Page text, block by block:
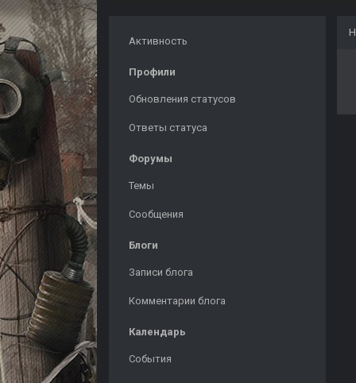
Активность
Профили
Обновления статусов
Ответы статуса
Форумы
Темы
Сообщения
Блоги
Записи блога
Комментарии блога
Календарь
События